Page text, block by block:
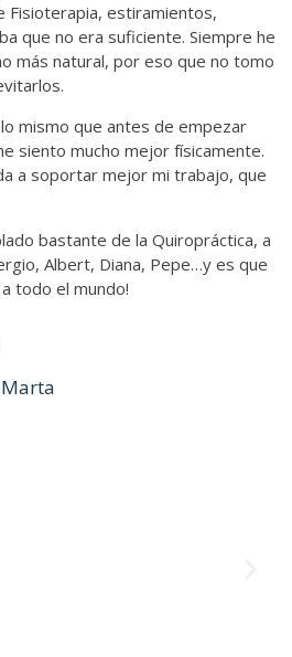
Fisioterapia, estiramientos,
que no era suficiente. Siempre he
más natural, por eso que no tomo
mismo que antes de empezar
siento mucho mejor físicamente.
a soportar mejor mi trabajo, que
bastante de la Quiropráctica, a
Albert, Diana, Pepe…y es que
todo el mundo!